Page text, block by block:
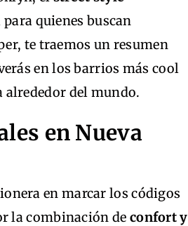
quienes buscan
te traemos un resumen
en los barrios más cool
alrededor del mundo.
en Nueva
en marcar los códigos
la combinación de confort y